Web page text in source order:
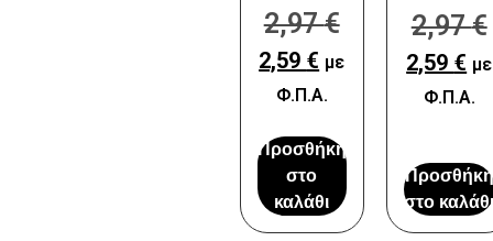
2,97€
2,59 € με
Φ.Π.Α.
Προσθήκη
στο
καλάθι
2,97€
2,59 € με
Φ.Π.Α.
Προσθήκη
στο